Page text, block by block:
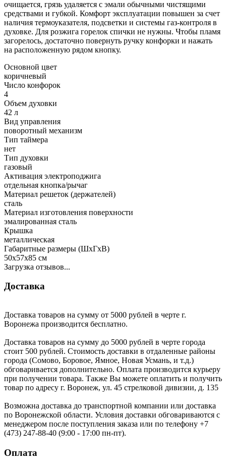
очищается, грязь удаляется с эмали обычными чистящими
средствами и губкой. Комфорт эксплуатации повышен за счет
наличия термоуказателя, подсветки и системы газ-контроля в
духовке. Для розжига горелок спички не нужны. Чтобы пламя
загорелось, достаточно повернуть ручку конфорки и нажать
на расположенную рядом кнопку.
Основной цвет
коричневый
Число конфорок
4
Объем духовки
42 л
Вид управления
поворотный механизм
Тип таймера
нет
Тип духовки
газовый
Активация электроподжига
отдельная кнопка/рычаг
Материал решеток (держателей)
сталь
Материал изготовления поверхности
эмалированная сталь
Крышка
металлическая
Габаритные размеры (ШхГхВ)
50х57х85 см
Загрузка отзывов...
Доставка
Доставка товаров на сумму от 5000 рублей в черте г.
Воронежа производится бесплатно.
Доставка товаров на сумму до 5000 рублей в черте города
стоит 500 рублей. Стоимость доставки в отдаленные районы
города (Сомово, Боровое, Ямное, Новая Усмань, и т.д.)
обговаривается дополнительно. Оплата производится курьеру
при получении товара. Также Вы можете оплатить и получить
товар по адресу г. Воронеж, ул. 45 стрелковой дивизии, д. 135
Возможна доставка до транспортной компании или доставка
по Воронежской области. Условия доставки обговариваются с
менеджером после поступления заказа или по телефону +7
(473) 247-88-40 (9:00 - 17:00 пн-пт).
Оплата